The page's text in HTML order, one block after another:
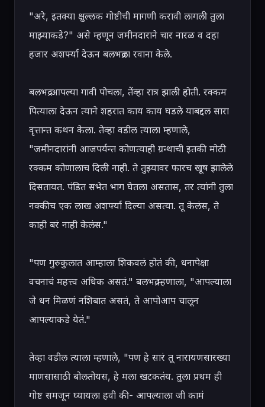
"अरे, इतक्या क्षुल्लक गोष्टीची मागणी करावी लागली तुला
माझ्याकडे?" असे म्हणून जमीनदाराने चार नारळ व दहा
हजार अशर्फ्या देऊन बलभद्रला रवाना केले.
बलभद्र आपल्या गावी पोचला, तेंव्हा रात्र झाली होती. रक्कम
पित्याला देऊन त्याने शहरात काय काय घडले याबद्दल सारा
वृत्तान्त कथन केला. तेव्हा वडील त्याला म्हणाले,
"जमीनदारांनी आजपर्यन्त कोणत्याही ग्रन्थाची इतकी मोठी
रक्कम कोणालाच दिली नाही. ते तुझ्यावर फारच खूष झालेले
दिसतायत. पंडित सभेत भाग घेतला असतास, तर त्यांनी तुला
नक्कीच एक लाख अशर्फ्या दिल्या असत्या. तू केलंस, ते
काही बरं नाही केलंस."
"पण गुरुकुलात आम्हाला शिकवलं होतं की, धनापेक्षा
वचनाचं महत्त्व अधिक असतं." बलभद्र म्हणाला, "आपल्याला
जे धन मिळणं नशिबात असतं, ते आपोआप चालून
आपल्याकडे येतं."
तेव्हा वडील त्याला म्हणाले, "पण हे सारं तू नारायणसारख्या
माणसासाठी बोलतोयस, हे मला खटकतंय. तुला प्रथम ही
गोष्ट समजून घ्यायला हवी की- आपल्याला जी कामं